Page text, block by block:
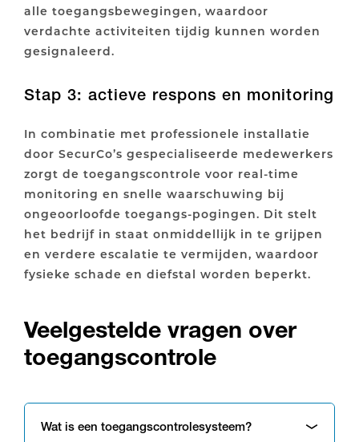
alle toegangsbewegingen, waardoor
verdachte activiteiten tijdig kunnen worden
gesignaleerd.
Stap 3: actieve respons en monitoring
In combinatie met professionele installatie
door SecurCo’s gespecialiseerde medewerkers
zorgt de toegangscontrole voor real-time
monitoring en snelle waarschuwing bij
ongeoorloofde toegangs-pogingen. Dit stelt
het bedrijf in staat onmiddellijk in te grijpen
en verdere escalatie te vermijden, waardoor
fysieke schade en diefstal worden beperkt.
Veelgestelde vragen over
toegangscontrole
Wat is een toegangscontrolesysteem?